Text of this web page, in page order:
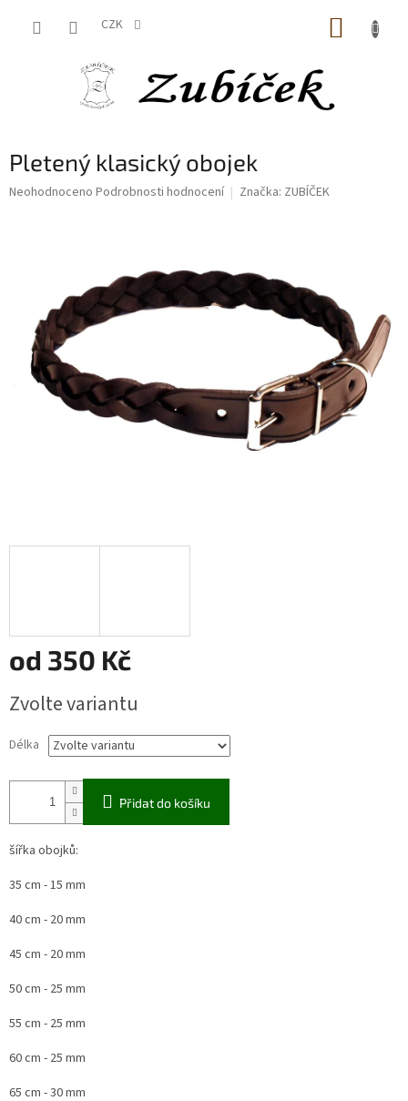
CZK
Pletený klasický obojek
Průměrné
hvězdiček.
Neohodnoceno Podrobnosti hodnocení Značka: ZUBÍČEK
od 350 Kč
cena:
Zvolte variantu
Délka
Přidat do košíku
šířka obojků:
35 cm - 15 mm
40 cm - 20 mm
45 cm - 20 mm
50 cm - 25 mm
55 cm - 25 mm
60 cm - 25 mm
65 cm - 30 mm